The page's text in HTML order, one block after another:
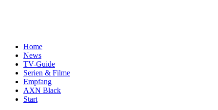
Home
News
TV-Guide
Serien & Filme
Empfang
AXN Black
Start